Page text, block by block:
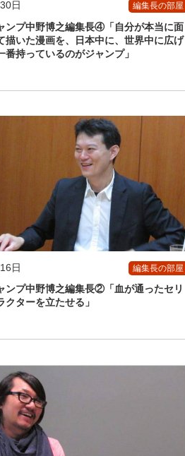
日 編集長の部屋
ンプ中野博之編集長④「自分が本当に面
描いた漫画を、日本中に、世界中に広げ
番持っているのがジャンプ」
日 編集長の部屋
ンプ中野博之編集長②「血が通ったセリ
クターを立たせる」